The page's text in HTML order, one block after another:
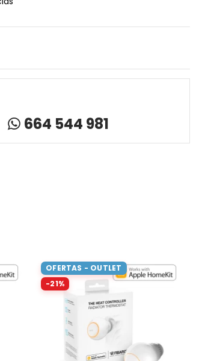
664 544 981
OFERTAS - OUTLET
-21%